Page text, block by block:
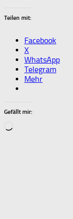
Teilen mit:
Facebook
X
WhatsApp
Telegram
Mehr
Gefällt mir: